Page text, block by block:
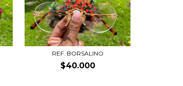
REF. BORSALINO
$40.000